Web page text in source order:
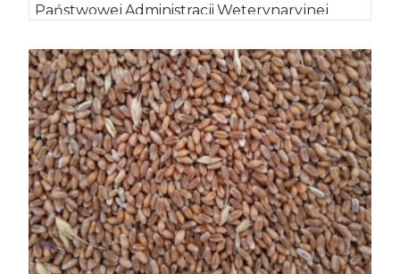
Państwowej Administracji Weterynaryjnej
pochodzących z […]